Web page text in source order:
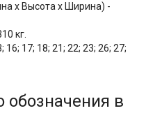
x Высота x Ширина) -
кг.
17; 18; 21; 22; 23; 26; 27;
обозначения в